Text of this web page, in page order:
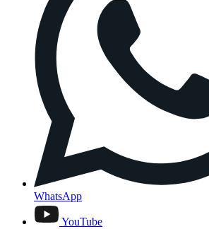
WhatsApp
YouTube